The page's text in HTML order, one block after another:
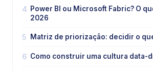
4 Power BI ou Microsoft Fabric? O
2026
5 Matriz de priorização: decidir o
6 Como construir uma cultura data-